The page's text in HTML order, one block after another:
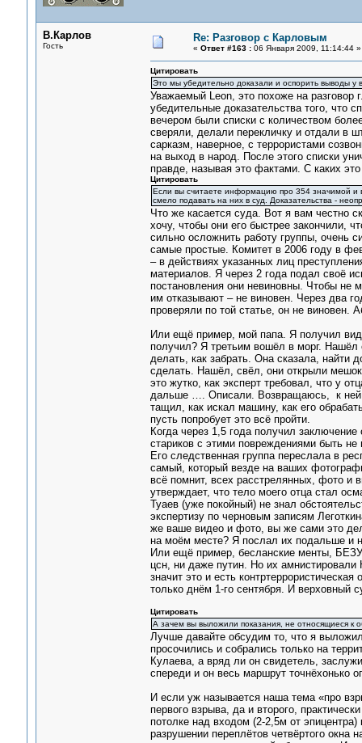
В.Карлов
Гость
Re: Разговор с Карловым
« Ответ #163 :06 Января 2009, 11:14:44 »
Цитировать
Это мы убедительно доказали и оспорить выводы у
Уважаемый Leon, это похоже на
убедительные доказательства того,
вечером были списки с количеством
сверяли, делали перекличку и отдали в
сарказм, наверное, с террористами
на выход в народ. После этого списки
правде, называя это фактами. С каких
Цитировать
Если вы считаете информацию про 354 значимой и
смело подавать на них в суд. Доказательства -
Что же касается суда. Вот я вам честно
хочу, чтобы они его быстрее закончили,
сильно осложнить работу группы, очень
самые простые. Комитет в 2006 году в
– в действиях указанных лиц
материалов. Я через 2 года подал своё
постановления они невиновны. Чтобы не
им отказывают – не виновен. Через два
проверяли по той статье, он не виновен.
Или ещё пример, мой папа. Я получил
получил? Я третьим вошёл в морг. Нашёл
делать, как забрать. Она сказала, найти
сделать. Нашёл, свёл, они открыли
это жутко, как эксперт требовал, что у
дальше …. Описали. Возвращаюсь, к ней,
тащил, как искал машину, как его
пусть попробует это всё пройти.
Когда через 1,5 года получил
стариков с этими повреждениями быть
Его следственная группа переслала в
самый, который везде на ваших
всё помнит, всех расстрелянных, фото и
утверждает, что тело моего отца стал
Туаев (уже покойный) не знал
экспертизу по черновым записям
же ваше видео и фото, вы же сами это
на моём месте? Я послал их подальше и
Или ещё пример, бесланские менты,
цсн, ни даже путин. Но их
значит это и есть
только днём 1-го сентября. И
Цитировать
А зачем вы выложили показания, не относящиеся к
Лучше давайте обсудим то, что я
просочились и собрались только на
Кулаева, а вряд ли он свидетель,
спереди и он весь маршрут точнёхонько
И если уж называется наша тема «про
первого взрыва, да и второго,
потолке над входом (2-2,5м от
разрушении переплётов четвёртого окна